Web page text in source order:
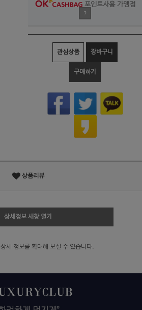
포인트사용 가맹점
?
관심상품 장바구니
구매하기
상품리뷰
상세정보 새창 열기
상세 정보를 확대해 보실 수 있습니다.